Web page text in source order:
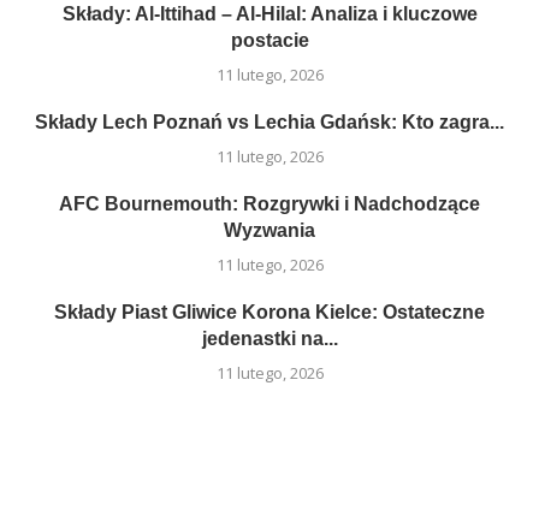
Składy: Al-Ittihad – Al-Hilal: Analiza i kluczowe
postacie
11 lutego, 2026
Składy Lech Poznań vs Lechia Gdańsk: Kto zagra...
11 lutego, 2026
AFC Bournemouth: Rozgrywki i Nadchodzące
Wyzwania
11 lutego, 2026
Składy Piast Gliwice Korona Kielce: Ostateczne
jedenastki na...
11 lutego, 2026